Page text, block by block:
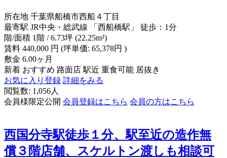
所在地 千葉県船橋市西船４丁目
最寄駅 JR中央・総武線 「西船橋駅」 徒歩：1分
階/面積 1階 / 6.73坪 (22.25m²)
賃料 440,000 円 (坪単価: 65,378円 )
敷金 6.00ヶ月
新着 おすすめ 路面店 駅近 重食可能 居抜き
お気に入り登録 詳細をみる
閲覧数: 1,056人
会員様限定公開 会員登録はこちら 会員の方はこちら
西国分寺駅徒歩１分、駅至近の造作無
償３階店舗、スケルトン渡しも相談可